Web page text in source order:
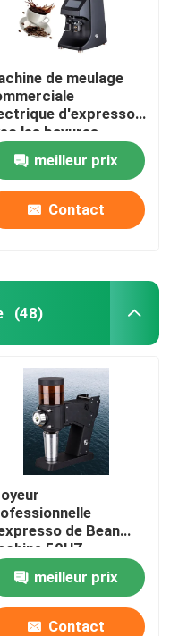
de meulage
d'expresso
les bavures
meilleur prix
Contact
(48)
de Bean
50HZ
d'OEM
meilleur prix
Contact